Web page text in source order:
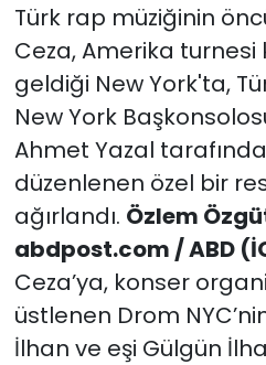
Türk rap müziğinin
Ceza, Amerika turnesi
geldiği New York'ta,
New York
Ahmet Yazal
düzenlenen özel bir
ağırlandı. Özlem
abdpost.com / ABD
Ceza’ya, konser
üstlenen Drom
İlhan ve eşi Gülgün